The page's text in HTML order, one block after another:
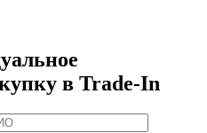
в Trade-In